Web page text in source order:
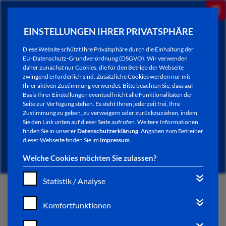
EINSTELLUNGEN IHRER PRIVATSPHÄRE
Diese Website schützt Ihre Privatsphäre durch die Einhaltung der
EU-Datenschutz-Grundverordnung (DSGVO). Wir verwenden
daher zunächst nur Cookies, die für den Betrieb der Webseite
zwingend erforderlich sind. Zusätzliche Cookies werden nur mit
Ihrer aktiven Zustimmung verwendet. Bitte beachten Sie, dass auf
Basis Ihrer Einstellungen eventuell nicht alle Funktionalitäten der
Seite zur Verfügung stehen. Es steht Ihnen jederzeit frei, Ihre
Zustimmung zu geben, zu verweigern oder zurückzuziehen, indem
Sie den Link unten auf dieser Seite aufrufen. Weitere Informationen
finden Sie in unsererDatenschutzerklärung. Angaben zum Betreiber
dieser Webseite finden Sie im Impressum.
Welche Cookies möchten Sie zulassen?
Statistik / Analyse
Komfortfunktionen
NEWSLETTER / CITY LETTER
START